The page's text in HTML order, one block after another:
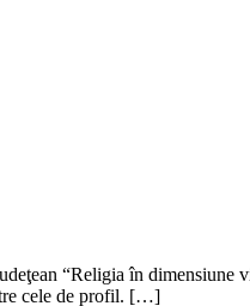
“Religia în dimensiune
cele de profil. […]